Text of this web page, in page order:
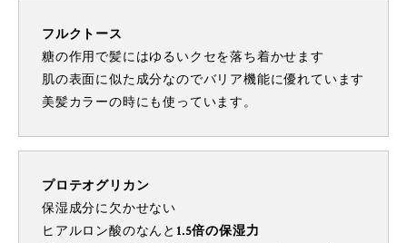
フルクトース
糖の作用で髪にはゆるいクセを落ち着かせます
肌の表面に似た成分なのでバリア機能に優れています
美髪カラーの時にも使っています。
プロテオグリカン
保湿成分に欠かせない
ヒアルロン酸のなんと 1.5倍の保湿力